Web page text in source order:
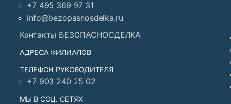
+7 495 369 97 31
info@bezopasnosdelka.ru
Контакты БЕЗОПАСНОСДЕЛКА
АДРЕСА ФИЛИАЛОВ
ТЕЛЕФОН РУКОВОДИТЕЛЯ
+7 903 240 25 02
МЫ В СОЦ. СЕТЯХ